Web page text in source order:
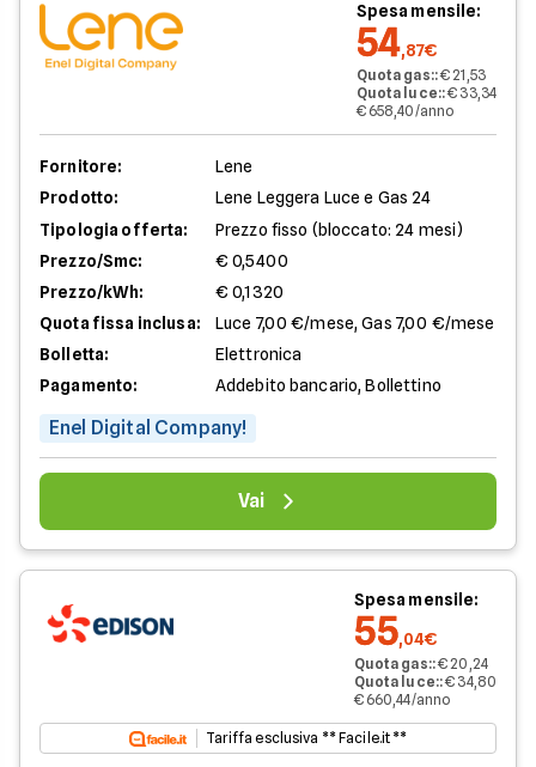
Spesa mensile:
54,87€
Quota gas::€ 21,53
Quota luce::€ 33,34
€ 658,40/anno
Fornitore:
Lene
Prodotto:
Lene Leggera Luce e Gas 24
Tipologia offerta:
Prezzo fisso (bloccato: 24 mesi)
Prezzo/Smc:
€ 0,5400
Prezzo/kWh:
€ 0,1320
Quota fissa inclusa:
Luce 7,00 €/mese, Gas 7,00 €/mese
Bolletta:
Elettronica
Pagamento:
Addebito bancario, Bollettino
Enel Digital Company!
Vai
Spesa mensile:
55,04€
Quota gas::€ 20,24
Quota luce::€ 34,80
€ 660,44/anno
Tariffa esclusiva ** Facile.it **